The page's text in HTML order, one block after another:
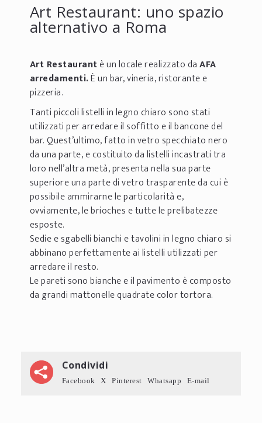
Art Restaurant: uno spazio
alternativo a Roma
Art Restaurantè un locale realizzato daAFA
arredamenti.È un bar, vineria, ristorante e
pizzeria.
Tanti piccoli listelli in legno chiaro sono stati
utilizzati per arredare il soffitto e il bancone del
bar. Quest’ultimo, fatto in vetro specchiato nero
da una parte, e costituito da listelli incastrati tra
loro nell’altra metà, presenta nella sua parte
superiore una parte di vetro trasparente da cui è
possibile ammirarne le particolarità e,
ovviamente, le brioches e tutte le prelibatezze
esposte.
Sedie e sgabelli bianchi e tavolini in legno chiaro si
abbinano perfettamente ai listelli utilizzati per
arredare il resto.
Le pareti sono bianche e il pavimento è composto
da grandi mattonelle quadrate color tortora.
Condividi
Facebook X Pinterest Whatsapp E-mail